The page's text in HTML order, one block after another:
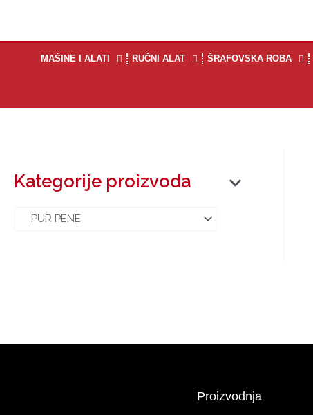
садржај
MAŠINE I ALATI RUČNI ALAT ŠRAFOVSKA ROBA
Kategorije proizvoda
Proizvodnja